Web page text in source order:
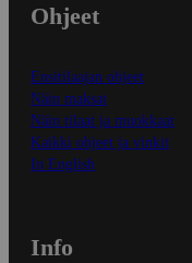
Ohjeet
Ensitilaajan ohjeet
Näin maksat
Näin tilaat ja muokkaat
Kaikki ohjeet ja vinkit
In English
Info